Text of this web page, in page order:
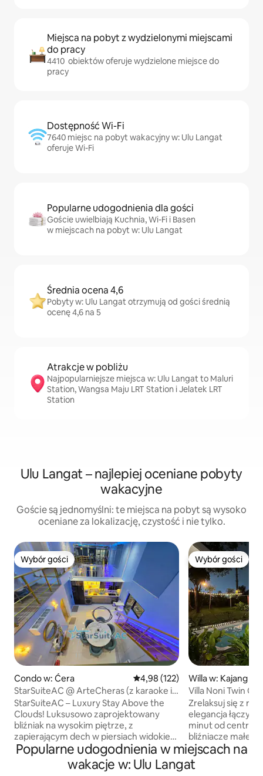
Miejsca na pobyt z wydzielonymi miejscami
do pracy
4410 obiektów oferuje wydzielone miejsce do
pracy
Dostępność Wi-Fi
7640 miejsc na pobyt wakacyjny w: Ulu Langat
oferuje Wi-Fi
Popularne udogodnienia dla gości
Goście uwielbiają Kuchnia, Wi-Fi i Basen
w miejscach na pobyt w: Ulu Langat
Średnia ocena 4,6
Pobyty w: Ulu Langat otrzymują od gości średnią
ocenę 4,6 na 5
Atrakcje w pobliżu
Najpopularniejsze miejsca w: Ulu Langat to Maluri
Station, Wangsa Maju LRT Station i Jelatek LRT
Station
Ulu Langat – najlepiej oceniane pobyty
wakacyjne
Goście są jednomyślni: te miejsca na pobyt są wysoko
oceniane za lokalizację, czystość i nie tylko.
Wybór gości
Wybór gości
Condo w: Ćera Średnia ocena: 4,98 na 5, liczba
4,98 (122)
StarSuiteAC @ ArteCheras (z karaoke i
bilardem)
StarSuiteAC – Luxury Stay Above the
Clouds! Luksusowo zaprojektowany
bliźniak na wysokim piętrze, z
zapierającym dech w piersiach widokiem
na panoramę KL. Zrelaksuj się pod
rozgwieżdżonym sufitem w galaktyce i
ciesz się pobytem jak nikt inny! Ciesz się
Wybór gości
Wybór gości
Willa w: Kajang
Villa Noni Twin Cabins
prywatność)
Zrelaksuj się z
elegancja łączy
minut od
bliźniacze małe
Wood House,
powierzchni 0,5
Popularne udogodnienia w miejscach na
wakacje w: Ulu Langat